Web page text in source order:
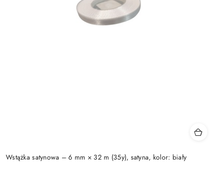
Wstążka satynowa – 6 mm × 32 m (35y), satyna, kolor: biały